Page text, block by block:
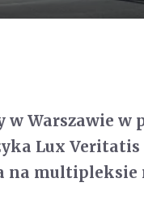
w Warszawie w
Lux Veritatis
na multipleksie